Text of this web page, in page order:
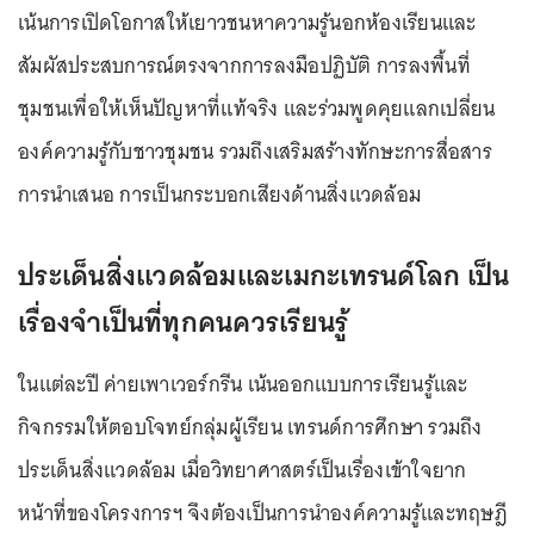
เน้นการเปิดโอกาสให้เยาวชนหาความรู้นอกห้องเรียนและ
สัมผัสประสบการณ์ตรงจากการลงมือปฏิบัติ การลงพื้นที่
ชุมชนเพื่อให้เห็นปัญหาที่แท้จริง และร่วมพูดคุยแลกเปลี่ยน
องค์ความรู้กับชาวชุมชน รวมถึงเสริมสร้างทักษะการสื่อสาร
การนำเสนอ การเป็นกระบอกเสียงด้านสิ่งแวดล้อม
ประเด็นสิ่งแวดล้อมและเมกะเทรนด์โลก เป็น
เรื่องจำเป็นที่ทุกคนควรเรียนรู้
ในแต่ละปี ค่ายเพาเวอร์กรีน เน้นออกแบบการเรียนรู้และ
กิจกรรมให้ตอบโจทย์กลุ่มผู้เรียน เทรนด์การศึกษา รวมถึง
ประเด็นสิ่งแวดล้อม เมื่อวิทยาศาสตร์เป็นเรื่องเข้าใจยาก
หน้าที่ของโครงการฯ จึงต้องเป็นการนำองค์ความรู้และทฤษฎี